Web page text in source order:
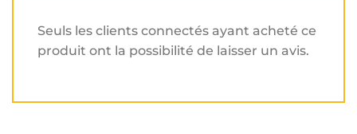
Seuls les clients connectés ayant acheté ce
produit ont la possibilité de laisser un avis.